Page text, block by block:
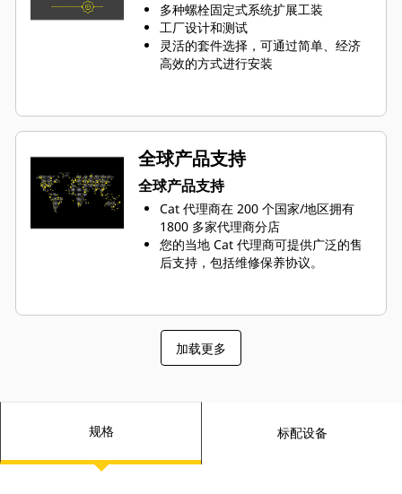
多种螺栓固定式系统扩展工装
工厂设计和测试
灵活的套件选择，可通过简单、经济
高效的方式进行安装
全球产品支持
全球产品支持
Cat 代理商在 200 个国家/地区拥有
1800 多家代理商分店
您的当地 Cat 代理商可提供广泛的售
后支持，包括维修保养协议。
加载更多
规格 标配设备